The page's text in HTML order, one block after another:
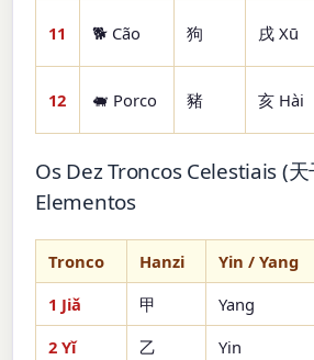
11 🐕 Cão 狗 戌 Xū
12 🐖 Porco 豬 亥 Hài
Os Dez Troncos Celestiais (
Elementos
Tronco Hanzi Yin / Yang
1 Jiǎ
甲 Yang
2 Yǐ
乙 Yin